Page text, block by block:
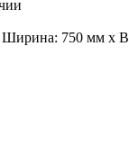
750 мм x